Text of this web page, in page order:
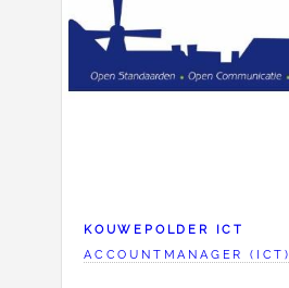
KOUWEPOLDER ICT
ACCOUNTMANAGER (ICT)